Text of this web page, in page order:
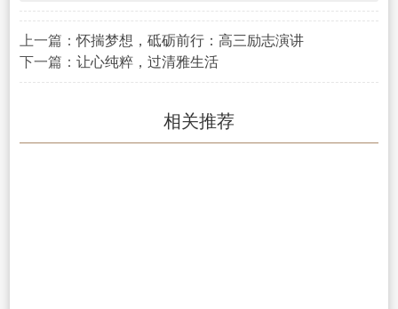
上一篇：怀揣梦想，砥砺前行：高三励志演讲
下一篇： 让心纯粹，过清雅生活
相关推荐